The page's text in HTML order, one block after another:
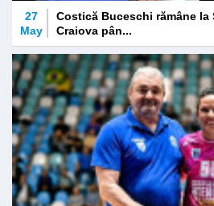
27
May
Costică Buceschi rămâne la
Craiova pân...